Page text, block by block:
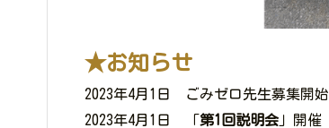
★お知らせ
2023年4月1日　ごみゼロ先生募集開始
2023年4月1日　「第1回説明会」開催